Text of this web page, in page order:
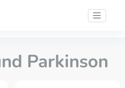
Parkinson